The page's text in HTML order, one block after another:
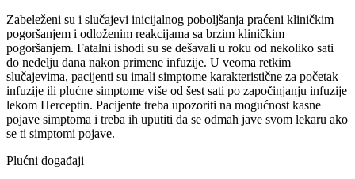
Zabeleženi su i slučajevi inicijalnog poboljšanja praćeni kliničkim
pogoršanjem i odloženim reakcijama sa brzim kliničkim
pogoršanjem. Fatalni ishodi su se dešavali u roku od nekoliko sati
do nedelju dana nakon primene infuzije. U veoma retkim
slučajevima, pacijenti su imali simptome karakteristične za početak
infuzije ili plućne simptome više od šest sati po započinjanju infuzije
lekom Herceptin. Pacijente treba upozoriti na mogućnost kasne
pojave simptoma i treba ih uputiti da se odmah jave svom lekaru ako
se ti simptomi pojave.
Plućni događaji